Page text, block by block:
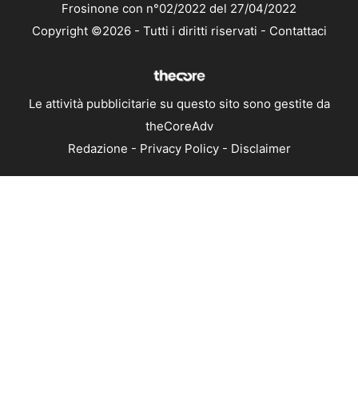
Frosinone con n°02/2022 del 27/04/2022
Copyright ©2026 - Tutti i diritti riservati - Contattaci
Le attività pubblicitarie su questo sito sono gestite da
theCoreAdv
Redazione - Privacy Policy- Disclaimer